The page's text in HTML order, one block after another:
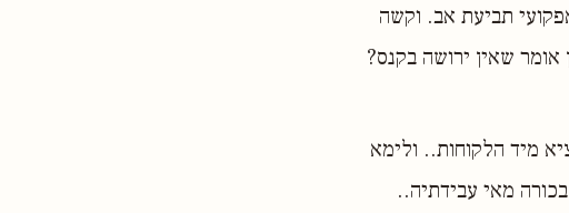
תביעת אב. וקשה
שאין ירושה בקנס?
מיד הלקוחות.. ולימא
מאי עבידתיה..